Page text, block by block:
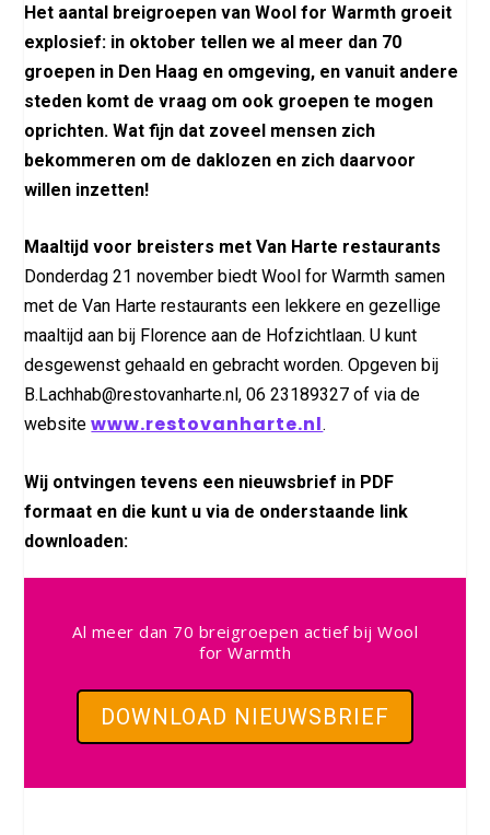
Het aantal breigroepen van Wool for Warmth groeit
explosief: in oktober tellen we al meer dan 70
groepen in Den Haag en omgeving, en vanuit andere
steden komt de vraag om ook groepen te mogen
oprichten. Wat fijn dat zoveel mensen zich
bekommeren om de daklozen en zich daarvoor
willen inzetten!
Maaltijd voor breisters met Van Harte restaurants
Donderdag 21 november biedt Wool for Warmth samen
met de Van Harte restaurants een lekkere en gezellige
maaltijd aan bij Florence aan de Hofzichtlaan. U kunt
desgewenst gehaald en gebracht worden. Opgeven bij
B.Lachhab@restovanharte.nl, 06 23189327 of via de
websitewww.restovanharte.nl.
Wij ontvingen tevens een nieuwsbrief in PDF
formaat en die kunt u via de onderstaande link
downloaden:
Al meer dan 70 breigroepen actief bij Wool
for Warmth
DOWNLOAD NIEUWSBRIEF